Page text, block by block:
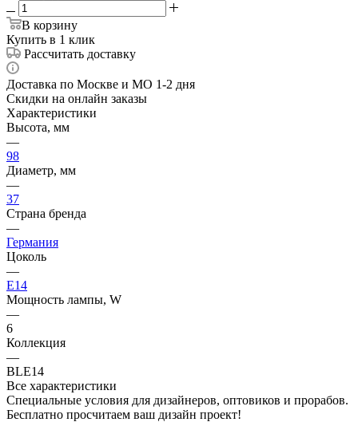
В корзину
Купить в 1 клик
Рассчитать доставку
Доставка по Москве и МО 1-2 дня
Скидки на онлайн заказы
Характеристики
Высота, мм
—
98
Диаметр, мм
—
37
Страна бренда
—
Германия
Цоколь
—
E14
Мощность лампы, W
—
6
Коллекция
—
BLE14
Все характеристики
Специальные условия для дизайнеров, оптовиков и прорабов.
Бесплатно просчитаем ваш дизайн проект!